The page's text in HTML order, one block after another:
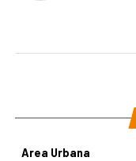
Area Urbana